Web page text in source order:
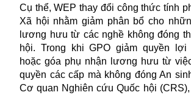
Cụ thể, WEP thay đổi công thức tính
Xã hội nhằm giảm phân bổ cho
lương hưu từ các nghề không đóng
hội. Trong khi GPO giảm quyền lợi
hoặc góa phụ nhận lương hưu từ
quyền các cấp mà không đóng An
Cơ quan Nghiên cứu Quốc hội